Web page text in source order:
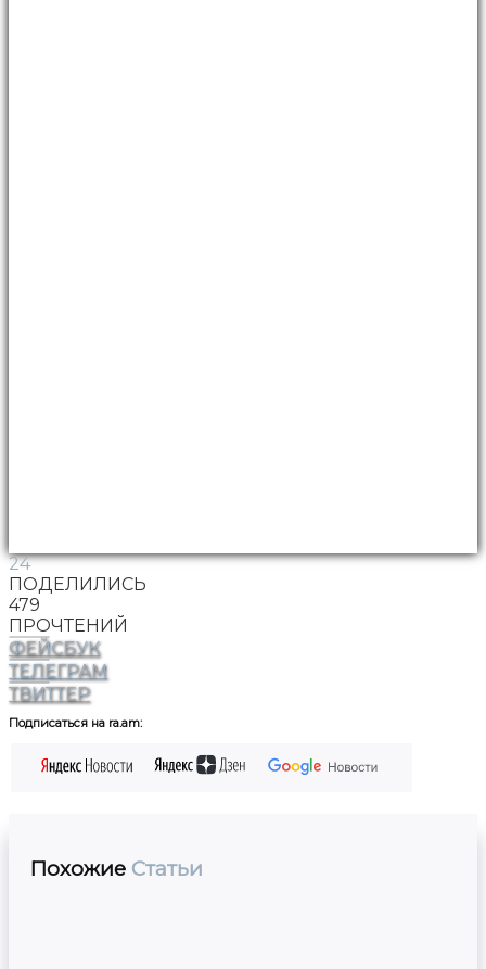
24
ПОДЕЛИЛИСЬ
479
ПРОЧТЕНИЙ
ФЕЙСБУК
ТЕЛЕГРАМ
ТВИТТЕР
Подписаться на ra.am:
Похожие Статьи